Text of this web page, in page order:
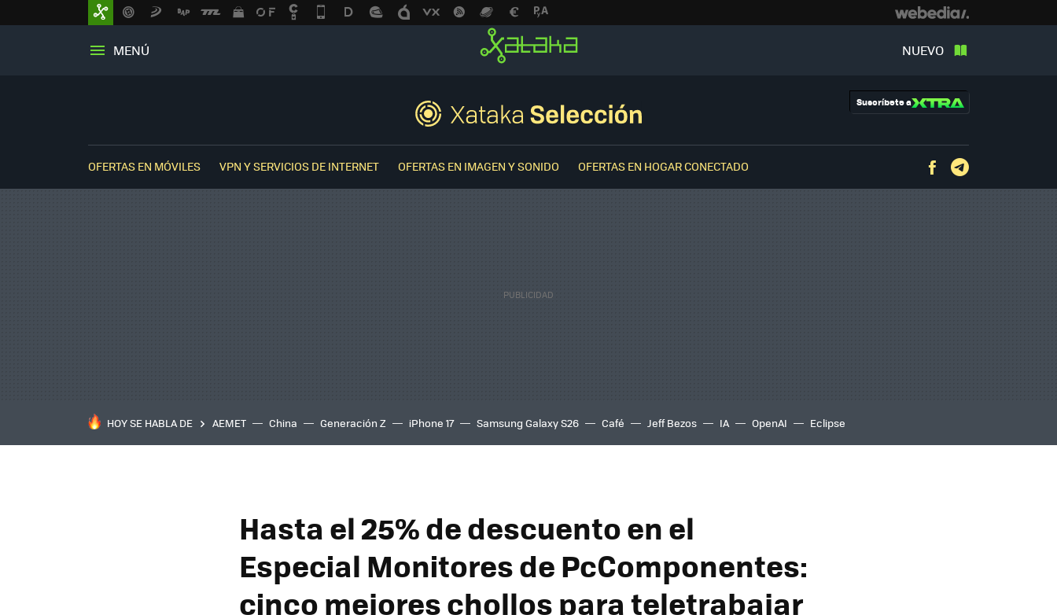
MENÚ NUEVO
Suscríbete a
OFERTAS EN MÓVILES VPN Y SERVICIOS DE INTERNET OFERTAS EN IMAGEN Y SONIDO OFERTAS EN HOGAR CONECTADO Facebook
HOY SE HABLA DE AEMET China Generación Z iPhone 17 Samsung Galaxy S26 Café Jeff Bezos IA OpenAI Eclipse
Hasta el 25% de descuento en el
Especial Monitores de PcComponentes:
cinco mejores chollos para teletrabajar